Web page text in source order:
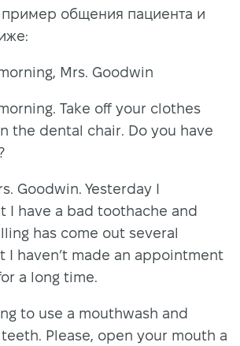
пример общения пациента и
Mrs. Goodwin
Take off your clothes
the dental chair. Do you have
Goodwin. Yesterday I
I have a bad toothache and
has come out several
I haven’t made an appointment
a long time.
to use a mouthwash and
Please, open your mouth a